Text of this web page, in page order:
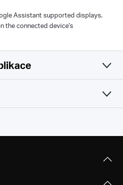
Assistant supported displays.
the connected device's
a funkční
Not Starlight Sensor